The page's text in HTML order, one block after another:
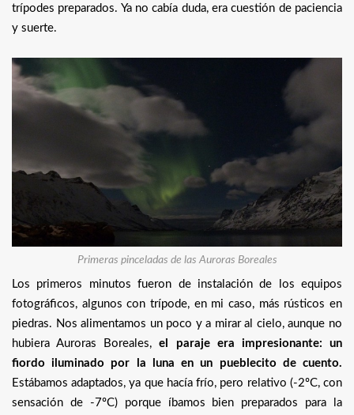
trípodes preparados. Ya no cabía duda, era cuestión de paciencia
y suerte.
Primeras pinceladas de las Auroras Boreales
Los primeros minutos fueron de instalación de los equipos
fotográficos, algunos con trípode, en mi caso, más rústicos en
piedras. Nos alimentamos un poco y a mirar al cielo, aunque no
hubiera Auroras Boreales,el paraje era impresionante: un
fiordo iluminado por la luna en un pueblecito de cuento.
Estábamos adaptados, ya que hacía frío, pero relativo (-2ºC, con
sensación de -7ºC) porque íbamos bien preparados para la